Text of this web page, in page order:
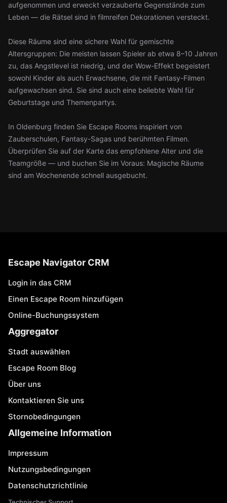
aufgenommen und erweckt verzauberte Gegenstände zum
Leben — die Rätsel sind in filmreifen Dekorationen versteckt.
Diese Räume sind eine sichere Wahl für gemischte
Altersgruppen: Die meisten lassen Spieler ab etwa 8–10 Jahren
zu, das Angstlevel ist niedrig, und der Wow-Effekt begeistert
sowohl Kinder als auch Erwachsene, die mit Fantasy-Filmen
aufgewachsen sind. Sie sind auch eine beliebte Wahl für
Geburtstage und Themenpartys.
In Oldenburg finden Sie Escape Rooms inspiriert von
Zauberschulen, Fantasy-Sagas und berühmten Filmen.
Überprüfen Sie auf der Karte das empfohlene Alter und die
Teamgröße — und buchen Sie im Voraus: Magische Räume
sind am Wochenende schnell ausgebucht.
Escape Navigator CRM
Login in das CRM
Einen Escape Room hinzufügen
Online-Buchungssystem
Aggregator
Stadt auswählen
Escape Room Blog
Über uns
Kontaktieren Sie uns
Stornobedingungen
Allgemeine Information
Impressum
Nutzungsbedingungen
Datenschutzrichtlinie